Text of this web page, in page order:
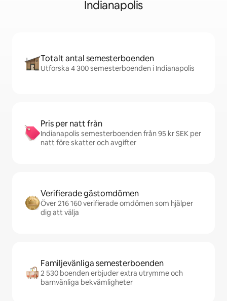
Indianapolis
Totalt antal semesterboenden
Utforska 4 300 semesterboenden i Indianapolis
Pris per natt från
Indianapolis semesterboenden från 95 kr SEK per
natt före skatter och avgifter
Verifierade gästomdömen
Över 216 160 verifierade omdömen som hjälper
dig att välja
Familjevänliga semesterboenden
2 530 boenden erbjuder extra utrymme och
barnvänliga bekvämligheter